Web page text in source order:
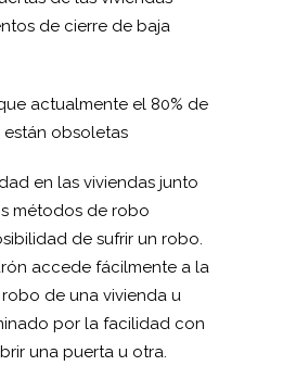
de cierre de baja
actualmente el 80% de
están obsoletas
en las viviendas junto
métodos de robo
de sufrir un robo.
accede fácilmente a la
de una vivienda u
por la facilidad con
una puerta u otra.